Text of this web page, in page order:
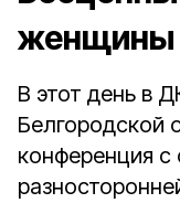
женщины
В этот день в
Белгородской
конференция